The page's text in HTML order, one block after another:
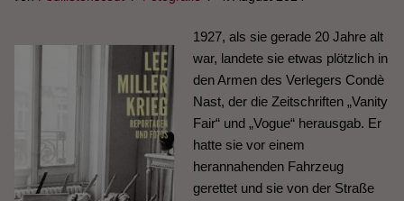
1927, als sie gerade 20 Jahre alt
war, landete sie etwas plötzlich in
den Armen des Verlegers Condè
Nast, der die Zeitschriften „Vanity
Fair“ und „Vogue“ herausgab. Er
hatte sie vor einem
herannahenden Fahrzeug
gerettet und sie von der Straße